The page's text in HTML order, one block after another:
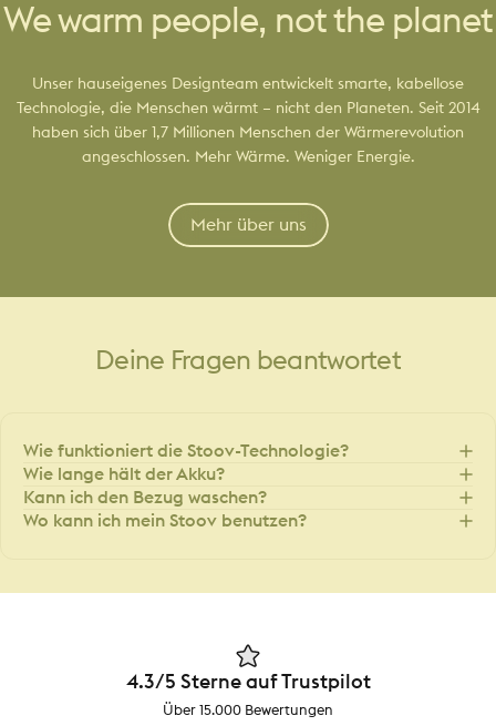
We warm people, not the planet
Unser hauseigenes Designteam entwickelt smarte, kabellose
Technologie, die Menschen wärmt – nicht den Planeten. Seit 2014
haben sich über 1,7 Millionen Menschen der Wärmerevolution
angeschlossen. Mehr Wärme. Weniger Energie.
Mehr über uns
Deine Fragen beantwortet
Wie funktioniert die Stoov-Technologie?
Wie lange hält der Akku?
Kann ich den Bezug waschen?
Wo kann ich mein Stoov benutzen?
4.3/5 Sterne auf Trustpilot
Über 15.000 Bewertungen